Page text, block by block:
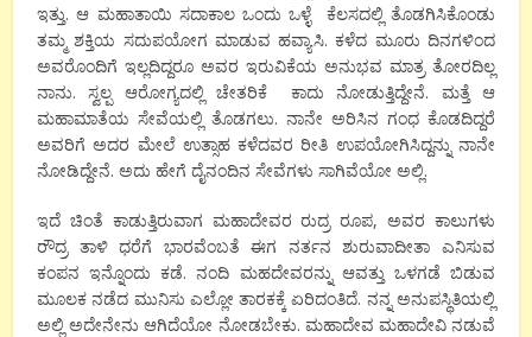
ಇತ್ತು. ಆ ಮಹಾತಾಯಿ ಸದಾಕಾಲ ಒಂದು ಒಳ್ಳೆ ಕೆಲಸದಲ್ಲಿ ತೊಡಗಿಸಿಕೊಂಡು
ತಮ್ಮ ಶಕ್ತಿಯ ಸದುಪಯೋಗ ಮಾಡುವ ಹವ್ಯಾಸಿ. ಕಳೆದ ಮೂರು ದಿನಗಳಿಂದ
ಅವರೊಂದಿಗೆ ಇಲ್ಲದಿದ್ದರೂ ಅವರ ಇರುವಿಕೆಯ ಅನುಭವ ಮಾತ್ರ ತೋರದಿಲ್ಲ
ನಾನು. ಸ್ವಲ್ಪ ಆರೋಗ್ಯದಲ್ಲಿ ಚೇತರಿಕೆ ಕಾದು ನೋಡುತ್ತಿದ್ದೇನೆ. ಮತ್ತೆ ಆ
ಮಹಾಮಾತೆಯ ಸೇವೆಯಲ್ಲಿ ತೊಡಗಲು. ನಾನೇ ಅರಿಸಿನ ಗಂಧ ಕೊಡದಿದ್ದರೆ
ಅವರಿಗೆ ಅದರ ಮೇಲೆ ಉತ್ಸಾಹ ಕಳೆದವರ ರೀತಿ ಉಪಯೋಗಿಸಿದ್ದನ್ನು ನಾನೇ
ನೋಡಿದ್ದೇನೆ. ಅದು ಹೇಗೆ ದೈನಂದಿನ ಸೇವೆಗಳು ಸಾಗಿವೆಯೋ ಅಲ್ಲಿ.
ಇದೆ ಚಿಂತೆ ಕಾಡುತ್ತಿರುವಾಗ ಮಹಾದೇವರ ರುದ್ರ ರೂಪ, ಅವರ ಕಾಲುಗಳು
ರೌದ್ರ ತಾಳಿ ಧರೆಗೆ ಭಾರವೆಂಬತೆ ಈಗ ನರ್ತನ ಶುರುವಾದೀತಾ ಎನಿಸುವ
ಕಂಪನ ಇನ್ನೊಂದು ಕಡೆ. ನಂದಿ ಮಹದೇವರನ್ನು ಆವತ್ತು ಒಳಗಡೆ ಬಿಡುವ
ಮೂಲಕ ನಡೆದ ಮುನಿಸು ಎಲ್ಲೋ ತಾರಕಕ್ಕೆ ಏರಿದಂತಿದೆ. ನನ್ನ ಅನುಪಸ್ಥಿತಿಯಲ್ಲಿ
ಅಲ್ಲಿ ಅದೇನೇನು ಆಗಿದೆಯೋ ನೋಡಬೇಕು. ಮಹಾದೇವ ಮಹಾದೇವಿ ನಡುವೆ